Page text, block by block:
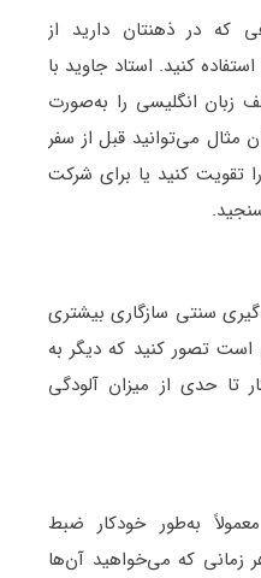
که در ذهنتان دارید از
کنید. استاد جاوید با
زبان انگلیسی را به‌صورت
مثال می‌توانید قبل از سفر
تقویت کنید یا برای شرکت
سنتی سازگاری بیشتری
تصور کنید که دیگر به
تا حدی از میزان آلودگی
به‌طور خودکار ضبط
زمانی که می‌خواهید آن‌ها